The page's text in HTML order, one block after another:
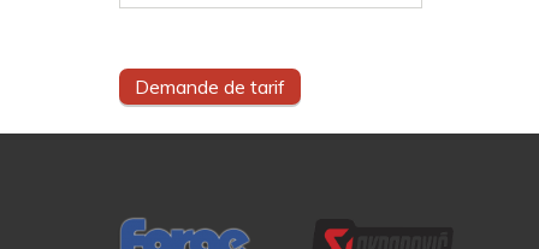
Demande de tarif